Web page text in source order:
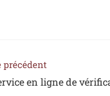
précédent
en ligne de